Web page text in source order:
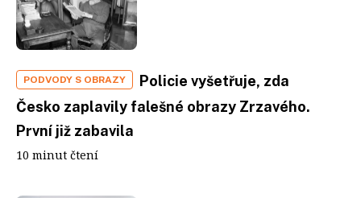
PODVODY S OBRAZY
Policie vyšetřuje, zda
Česko zaplavily falešné obrazy Zrzavého.
První již zabavila
10 minut čtení